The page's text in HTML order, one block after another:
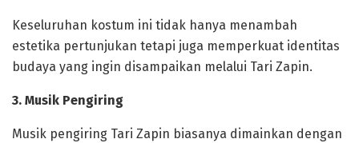
Keseluruhan kostum ini tidak hanya menambah
estetika pertunjukan tetapi juga memperkuat identitas
budaya yang ingin disampaikan melalui Tari Zapin.
‎3. Musik Pengiring
‎Musik pengiring Tari Zapin biasanya dimainkan dengan